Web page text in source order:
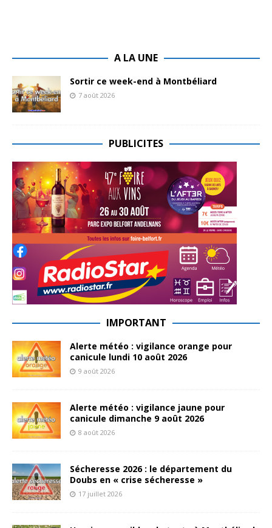
A LA UNE
Sortir ce week-end à Montbéliard
7 août 2026
PUBLICITES
IMPORTANT
Alerte météo : vigilance orange pour
canicule lundi 10 août 2026
9 août 2026
Alerte météo : vigilance jaune pour
canicule dimanche 9 août 2026
8 août 2026
Sécheresse 2026 : le département du
Doubs en « crise sécheresse »
17 juillet 2026